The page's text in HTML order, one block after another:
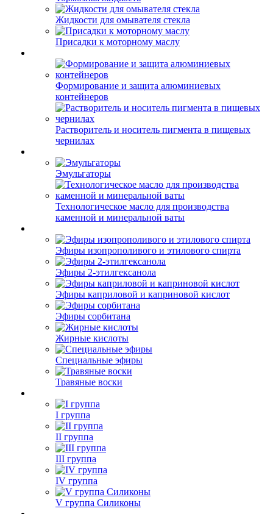
Жидкости для омывателя стекла
Присадки к моторному маслу
Формирование и защита алюминиевых
контейнеров
Растворитель и носитель пигмента в пищевых
чернилах
Эмульгаторы
Технологическое масло для производства
каменной и минеральной ваты
Эфиры изопрополивого и этилового спирта
Эфиры 2-этилгексанола
Эфиры каприловой и каприновой кислот
Эфиры сорбитана
Жирные кислоты
Специальные эфиры
Травяные воски
I группа
II группа
III группа
IV группа
V группа Силиконы